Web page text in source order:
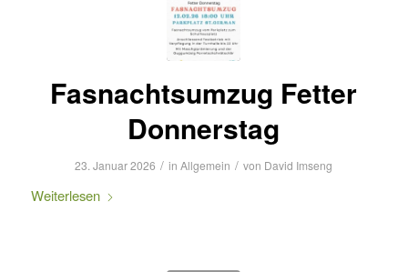
Fasnachtsumzug Fetter
Donnerstag
23. Januar 2026 / inAllgemein / von David Imseng
Weiterlesen